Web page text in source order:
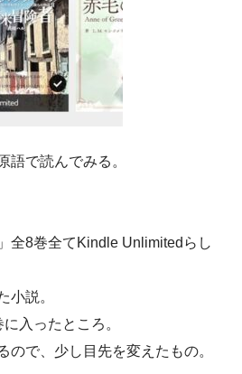
語で読んでみる。
全8巻全てKindle Unlimitedらし
小説。
入ったところ。
ので、少し目先を変えたもの。